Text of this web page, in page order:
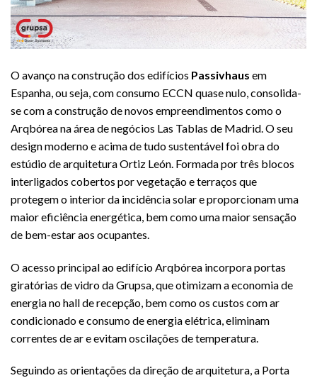
O avanço na construção dos edifícios Passivhaus em
Espanha, ou seja, com consumo ECCN quase nulo, consolida-
se com a construção de novos empreendimentos como o
Arqbórea na área de negócios Las Tablas de Madrid. O seu
design moderno e acima de tudo sustentável foi obra do
estúdio de arquitetura Ortiz León. Formada por três blocos
interligados cobertos por vegetação e terraços que
protegem o interior da incidência solar e proporcionam uma
maior eficiência energética, bem como uma maior sensação
de bem-estar aos ocupantes.
O acesso principal ao edifício Arqbórea incorpora portas
giratórias de vidro da Grupsa, que otimizam a economia de
energia no hall de recepção, bem como os custos com ar
condicionado e consumo de energia elétrica, eliminam
correntes de ar e evitam oscilações de temperatura.
Seguindo as orientações da direção de arquitetura, a Porta